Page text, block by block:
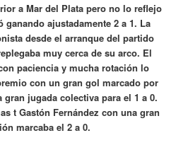
a Mar del Plata pero no lo reflejo
ajustadamente 2 a 1. La
desde el arranque del partido
muy cerca de su arco. El
paciencia y mucha rotación lo
con un gran gol marcado por
jugada colectiva para el 1 a 0.
t Gastón Fernández con una gran
marcaba el 2 a 0.